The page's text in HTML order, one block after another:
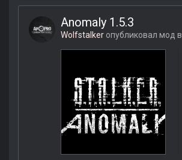
Anomaly 1.5.3
Wolfstalker опубликовал мод в